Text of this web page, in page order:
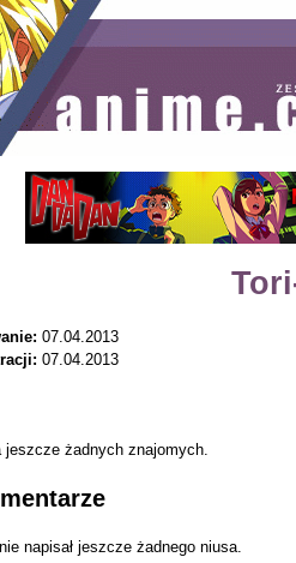
07.04.2013
07.04.2013
jeszcze żadnych znajomych.
napisał jeszcze żadnego niusa.